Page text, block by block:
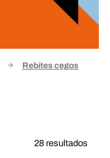
Rebites cegos
28 resultados